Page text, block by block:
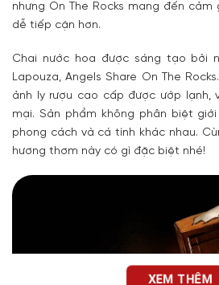
nhưng On The Rocks mang đến
dễ tiếp cận hơn.
Chai nước hoa được sáng tạo bởi
Lapouza, Angels Share On The
ảnh ly rượu cao cấp được ướp lạnh,
mại. Sản phẩm không phân biệt
phong cách và cá tính khác nhau.
hương thơm này có gì đặc biệt nhé!
XEM THÊM